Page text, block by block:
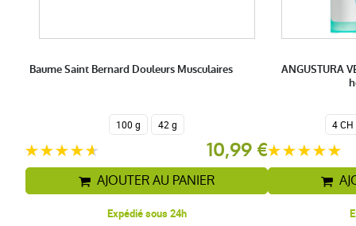
Baume Saint Bernard Douleurs Musculaires
100 g 42 g
10,99 €
AJOUTER AU PANIER
Expédié sous 24h
ANGUSTURA
4 CH